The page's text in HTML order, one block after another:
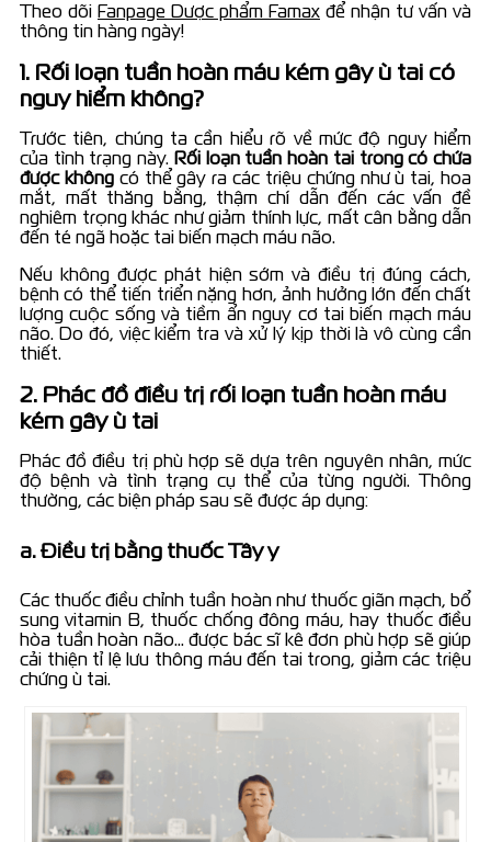
Theo dõi Fanpage Dược phẩm Famax để nhận tư vấn và
thông tin hàng ngày!
1. Rối loạn tuần hoàn máu kém gây ù tai có
nguy hiểm không?
Trước tiên, chúng ta cần hiểu rõ về mức độ nguy hiểm
của tình trạng này. Rối loạn tuần hoàn tai trong có chứa
được khôngcó thể gây ra các triệu chứng như ù tai, hoa
mắt, mất thăng bằng, thậm chí dẫn đến các vấn đề
nghiêm trọng khác như giảm thính lực, mất cân bằng dẫn
đến té ngã hoặc tai biến mạch máu não.
Nếu không được phát hiện sớm và điều trị đúng cách,
bệnh có thể tiến triển nặng hơn, ảnh hưởng lớn đến chất
lượng cuộc sống và tiềm ẩn nguy cơ tai biến mạch máu
não. Do đó, việc kiểm tra và xử lý kịp thời là vô cùng cần
thiết.
2. Phác đồ điều trị rối loạn tuần hoàn máu
kém gây ù tai
Phác đồ điều trị phù hợp sẽ dựa trên nguyên nhân, mức
độ bệnh và tình trạng cụ thể của từng người. Thông
thường, các biện pháp sau sẽ được áp dụng:
a. Điều trị bằng thuốc Tây y
Các thuốc điều chỉnh tuần hoàn như thuốc giãn mạch, bổ
sung vitamin B, thuốc chống đông máu, hay thuốc điều
hòa tuần hoàn não… được bác sĩ kê đơn phù hợp sẽ giúp
cải thiện tỉ lệ lưu thông máu đến tai trong, giảm các triệu
chứng ù tai.